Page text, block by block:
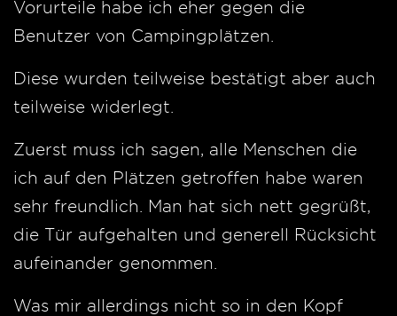
Vorurteile habe ich eher gegen die
Benutzer von Campingplätzen.
Diese wurden teilweise bestätigt aber auch
teilweise widerlegt.
Zuerst muss ich sagen, alle Menschen die
ich auf den Plätzen getroffen habe waren
sehr freundlich. Man hat sich nett gegrüßt,
die Tür aufgehalten und generell Rücksicht
aufeinander genommen.
Was mir allerdings nicht so in den Kopf